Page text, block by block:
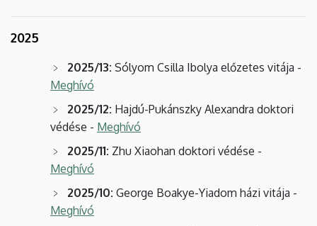
2025
2025/13: Sólyom Csilla Ibolya előzetes vitája -
Meghívó
2025/12: Hajdú-Pukánszky Alexandra doktori
védése - Meghívó
2025/11: Zhu Xiaohan doktori védése -
Meghívó
2025/10: George Boakye-Yiadom házi vitája -
Meghívó